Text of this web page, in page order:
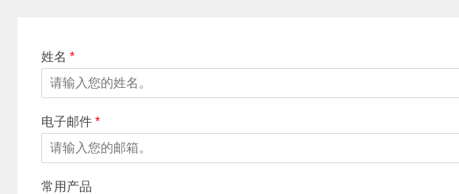
姓名 *
电子邮件 *
常用产品